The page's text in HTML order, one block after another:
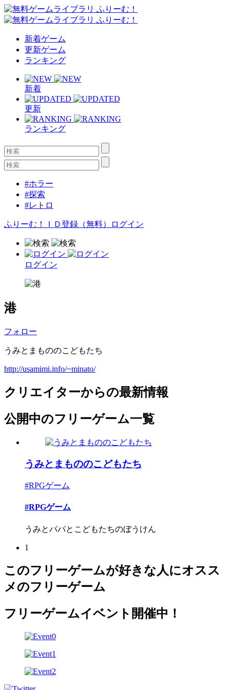
新着ゲーム
更新ゲーム
ランキング
新着
更新
ランキング
#ホラー
#探索
#レトロ
ふりーむ！ＩＤ登録（無料） ログイン
ログイン
港
フォロー
うみとまもののこどもたち
http://usamimi.info/~minato/
クリエイターからの最新情報
公開中のフリーゲーム一覧
うみとまもののこどもたち
#RPGゲーム
#RPGゲーム
うみとパパとこどもたちのぼうけん
1
このフリーゲームが好きな人にオスス
メのフリーゲーム
フリーゲームイベント開催中！